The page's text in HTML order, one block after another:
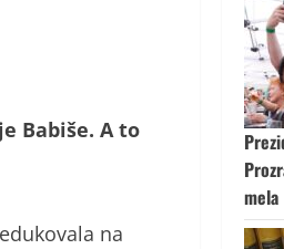
Babiše. A to
na
mela